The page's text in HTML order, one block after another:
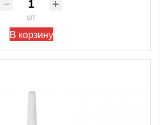
шт
В корзину